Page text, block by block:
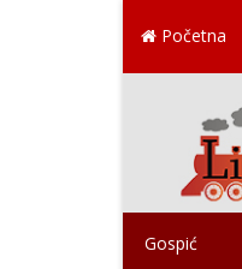
Početna
Gospić